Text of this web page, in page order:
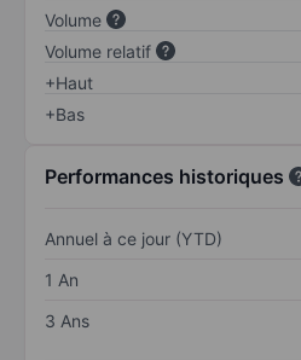
Volume
Volume relatif
+Haut
+Bas
Performances historiques
Annuel à ce jour (YTD)
1 An
3 Ans